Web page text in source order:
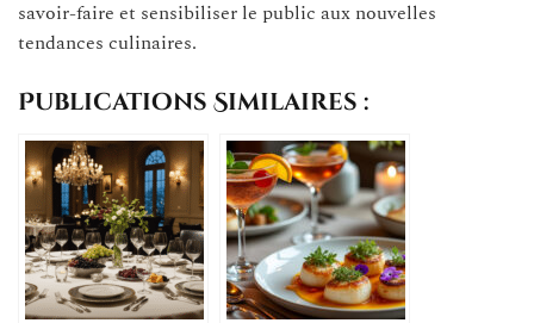
savoir-faire et sensibiliser le public aux nouvelles
tendances culinaires.
Publications Similaires :